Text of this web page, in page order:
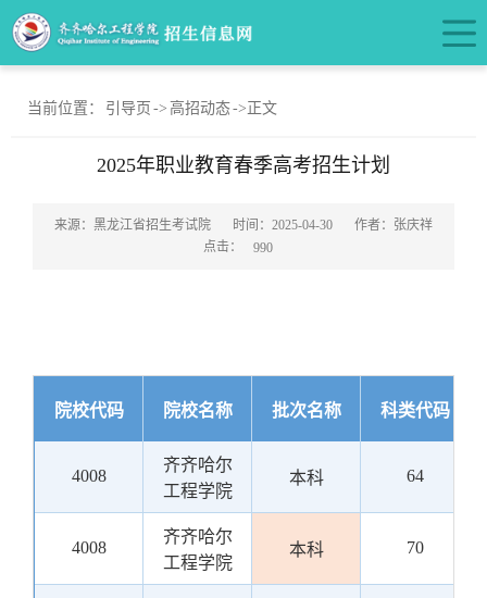
当前位置： 引导页 -> 高招动态-> 正文
2025年职业教育春季高考招生计划
来源：黑龙江省招生考试院 时间：2025-04-30
作者：张庆祥
点击：
990
院校代码 院校名称 批次名称 科类代码
4008
齐齐哈尔
工程学院
本科 64
4008
齐齐哈尔
工程学院
本科 70